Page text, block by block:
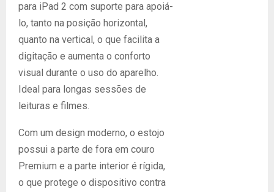
para iPad 2 com suporte para apoiá-
lo, tanto na posição horizontal,
quanto na vertical, o que facilita a
digitação e aumenta o conforto
visual durante o uso do aparelho.
Ideal para longas sessões de
leituras e filmes.
Com um design moderno, o estojo
possui a parte de fora em couro
Premium e a parte interior é rígida,
o que protege o dispositivo contra